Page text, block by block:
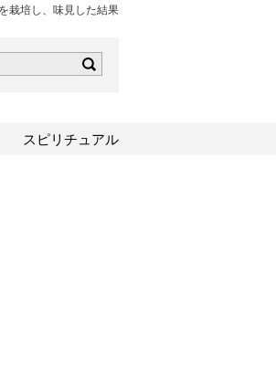
栽培し、味見した結果
スピリチュアル